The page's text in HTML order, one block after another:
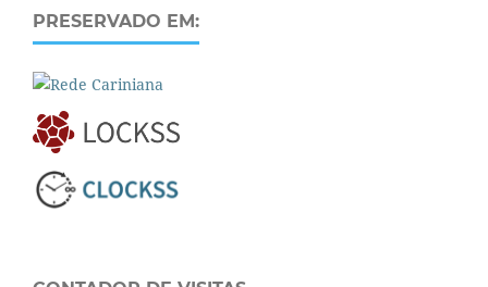
PRESERVADO EM: